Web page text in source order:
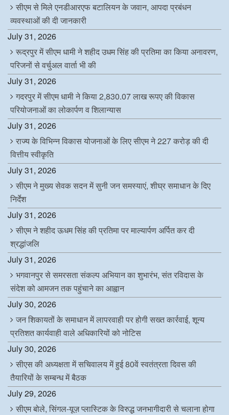
सीएम से मिले एनडीआरएफ बटालियन के जवान, आपदा प्रबंधन
व्यवस्थाओं की दी जानकारी
July 31, 2026
रूद्रपुर में सीएम धामी ने शहीद उधम सिंह की प्रतिमा का किया अनावरण,
परिजनों से वर्चुअल वार्ता भी की
July 31, 2026
गदरपुर में सीएम धामी ने किया 2,830.07 लाख रूपए की विकास
परियोजनाओं का लोकार्पण व शिलान्यास
July 31, 2026
राज्य के विभिन्न विकास योजनाओं के लिए सीएम ने 227 करोड़ की दी
वित्तीय स्वीकृति
July 31, 2026
सीएम ने मुख्य सेवक सदन में सुनी जन समस्याएं, शीघ्र समाधान के दिए
निर्देश
July 31, 2026
सीएम ने शहीद ऊधम सिंह की प्रतिमा पर माल्यार्पण अर्पित कर दी
श्रद्धांजलि
July 31, 2026
भगवानपुर से समरसता संकल्प अभियान का शुभारंभ, संत रविदास के
संदेश को आमजन तक पहुंचाने का आह्वान
July 30, 2026
जन शिकायतों के समाधान में लापरवाही पर होगी सख्त कार्रवाई, शून्य
प्रतिशत कार्यवाही वाले अधिकारियों को नोटिस
July 30, 2026
सीएस की अध्यक्षता में सचिवालय में हुई 80वें स्वतंत्रता दिवस की
तैयारियों के सम्बन्ध में बैठक
July 29, 2026
सीएम बोले, सिंगल-यूज़ प्लास्टिक के विरुद्ध जनभागीदारी से चलाना होगा